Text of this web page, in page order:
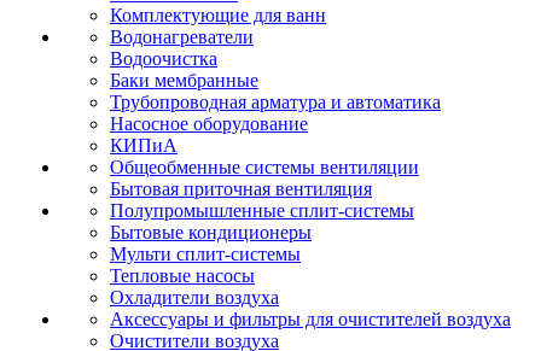
Комплектующие для ванн
Водонагреватели
Водоочистка
Баки мембранные
Трубопроводная арматура и автоматика
Насосное оборудование
КИПиА
Общеобменные системы вентиляции
Бытовая приточная вентиляция
Полупромышленные сплит-системы
Бытовые кондиционеры
Мульти сплит-системы
Тепловые насосы
Охладители воздуха
Аксессуары и фильтры для очистителей воздуха
Очистители воздуха